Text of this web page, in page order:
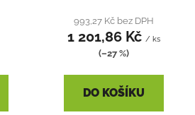
993,27 Kč bez DPH
1 201,86 Kč / ks
(–27 %)
DO KOŠÍKU